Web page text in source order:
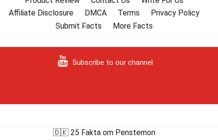
Affiliate Disclosure
DMCA Terms
Privacy Policy
Submit Facts
More Facts
Subscribe to our channel
🇩🇰 25 Fakta om Penstemon